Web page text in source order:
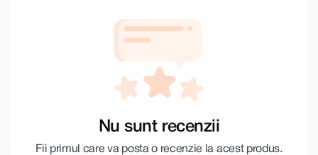
Nu sunt recenzii
Fii primul care va posta o recenzie la acest produs.